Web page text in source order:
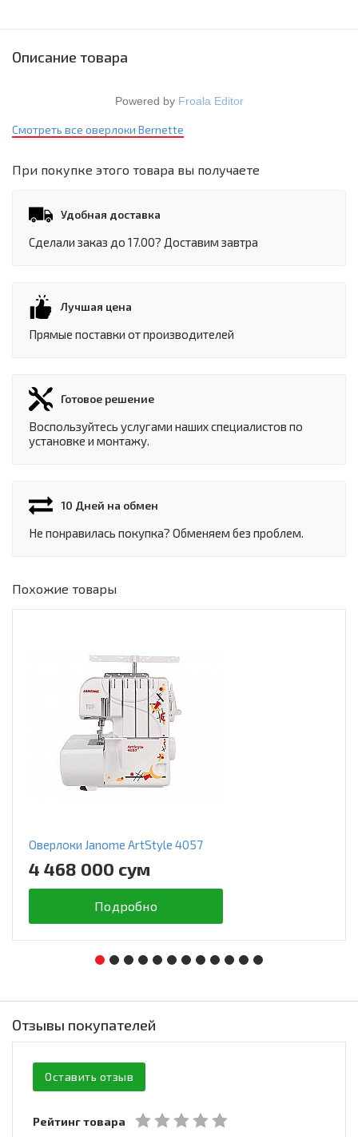
Описание товара
Powered by Froala Editor
Смотреть все оверлоки Bernette
При покупке этого товара вы получаете
Удобная доставка
Сделали заказ до 17.00? Доставим завтра
Лучшая цена
Прямые поставки от производителей
Готовое решение
Воспользуйтесь услугами наших специалистов по
установке и монтажу.
10 Дней на обмен
Не понравилась покупка? Обменяем без проблем.
Похожие товары
Оверлоки Janome ArtStyle 4057
4 468 000 сум
Подробно
Отзывы покупателей
Оставить отзыв
Рейтинг товара